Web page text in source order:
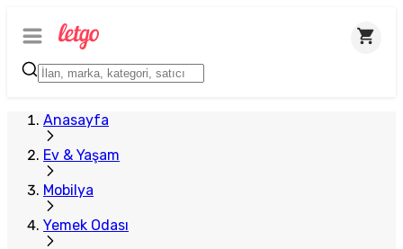
Anasayfa
Ev & Yaşam
Mobilya
Yemek Odası